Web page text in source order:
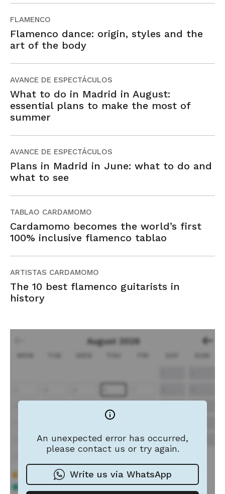
FLAMENCO
Flamenco dance: origin, styles and the
art of the body
AVANCE DE ESPECTÁCULOS
What to do in Madrid in August:
essential plans to make the most of
summer
AVANCE DE ESPECTÁCULOS
Plans in Madrid in June: what to do and
what to see
TABLAO CARDAMOMO
Cardamomo becomes the world’s first
100% inclusive flamenco tablao
ARTISTAS CARDAMOMO
The 10 best flamenco guitarists in
history